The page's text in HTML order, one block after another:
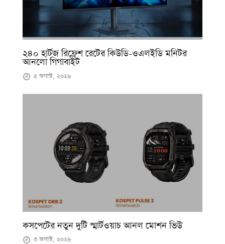
২৪০ হার্টজ রিফ্রেশ রেটের কিউডি-ওএলইডি মনিটর
আনলো গিগাবাইট
৫ অগাস্ট, ২০২৬
কসপেটের নতুন দুটি স্মার্টওয়াচ আনল মোশন ভিউ
৩ অগাস্ট, ২০২৬